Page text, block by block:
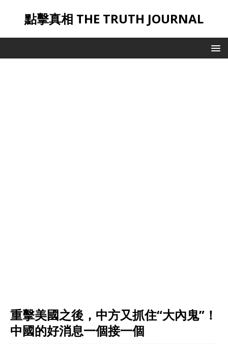
點擊真相 THE TRUTH JOURNAL
重擊美國之後，中方又抓住“大內鬼”！
中國的好消息一個接一個